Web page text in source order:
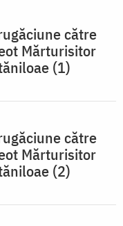
către
Mărturisitor
(1)
către
Mărturisitor
(2)